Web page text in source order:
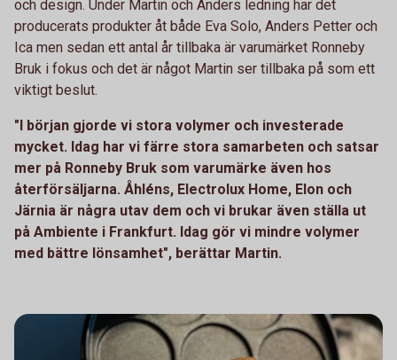
och design. Under Martin och Anders ledning har det
producerats produkter åt både Eva Solo, Anders Petter och
Ica men sedan ett antal år tillbaka är varumärket Ronneby
Bruk i fokus och det är något Martin ser tillbaka på som ett
viktigt beslut.
"I början gjorde vi stora volymer och investerade
mycket. Idag har vi färre stora samarbeten och satsar
mer på Ronneby Bruk som varumärke även hos
återförsäljarna. Åhléns, Electrolux Home, Elon och
Järnia är några utav dem och vi brukar även ställa ut
på Ambiente i Frankfurt. Idag gör vi mindre volymer
med bättre lönsamhet", berättar Martin.